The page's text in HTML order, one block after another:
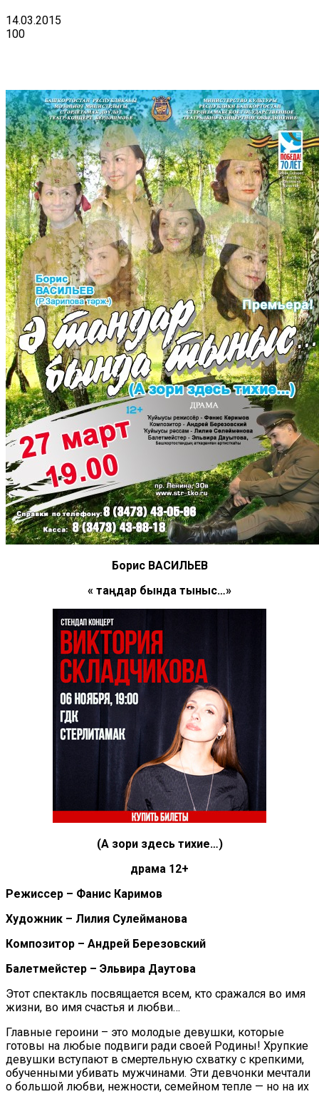
14.03.2015
100
Борис ВАСИЛЬЕВ
« Ә таңдар бында тыныс…»
(А зори здесь тихие…)
драма 12+
Режиссер – Фанис Каримов
Художник – Лилия Сулейманова
Композитор – Андрей Березовский
Балетмейстер – Эльвира Даутова
Этот спектакль посвящается всем, кто сражался во имя
жизни, во имя счастья и любви…
Главные героини – это молодые девушки, которые
готовы на любые подвиги ради своей Родины! Хрупкие
девушки вступают в смертельную схватку с крепкими,
обученными убивать мужчинами. Эти девчонки мечтали
о большой любви, нежности, семейном тепле — но на их